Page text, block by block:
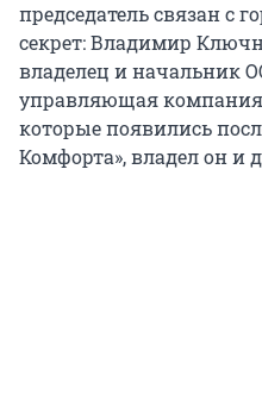
председатель связан с
секрет: Владимир
владелец и начальник
управляющая компания
которые появились
Комфорта», владел он и